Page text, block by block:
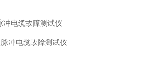
冲电缆故障测试仪
冲电缆故障测试仪